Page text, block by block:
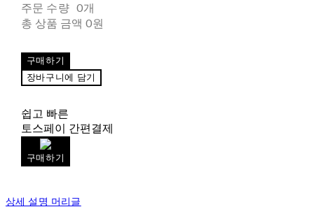
주문 수량 0개
총 상품 금액 0원
구매하기
장바구니에 담기
쉽고 빠른
토스페이 간편결제
구매하기
상세 설명 머리글